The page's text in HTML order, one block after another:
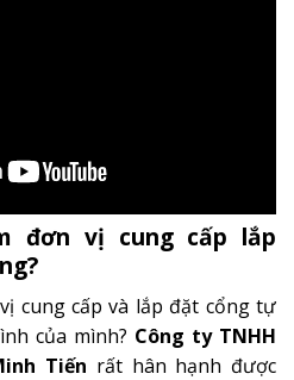
đơn vị cung cấp lắp
cung cấp và lắp đặt cổng tự
của mình? Công ty TNHH
Tiến rất hân hạnh được